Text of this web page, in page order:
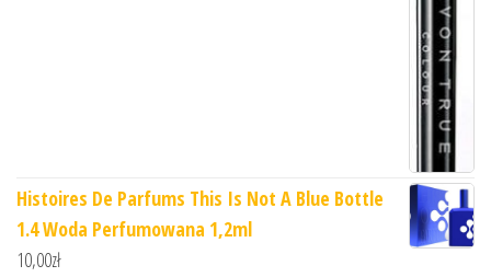
Histoires De Parfums This Is Not A Blue Bottle
1.4 Woda Perfumowana 1,2ml
10,00zł